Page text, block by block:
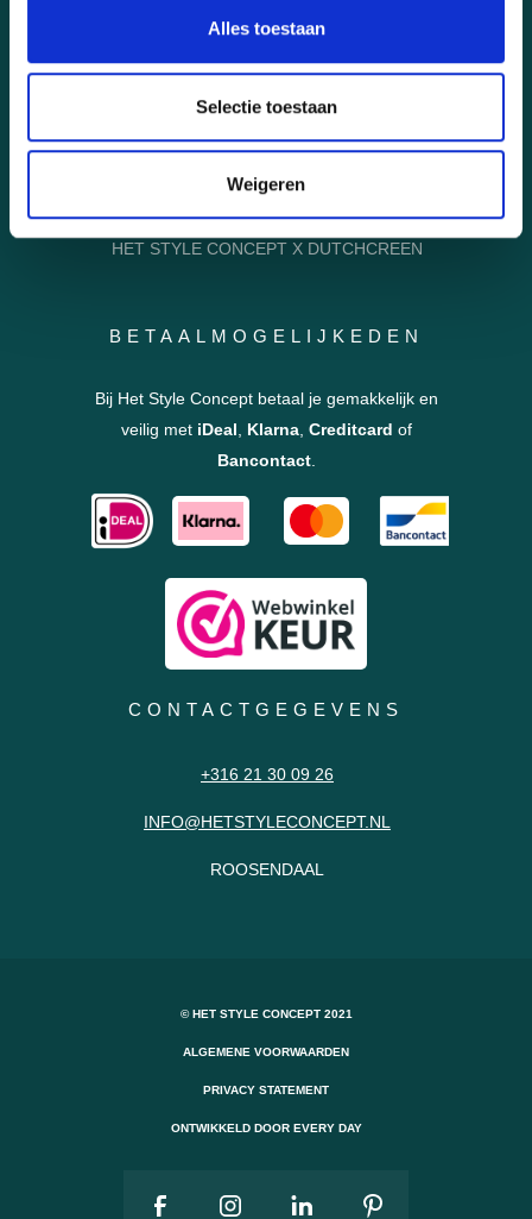
Alles toestaan
Selectie toestaan
Weigeren
RETOUR
KLACHTENPAGINA
HOMEPAGE
INSPIRATIE VOOR INTERIEURBEPLANTING
HET STYLE CONCEPT X DUTCHCREEN
BETAALMOGELIJKEDEN
Bij Het Style Concept betaal je gemakkelijk en
veilig met iDeal, Klarna, Creditcard of
Bancontact.
CONTACTGEGEVENS
+316 21 30 09 26
INFO@HETSTYLECONCEPT.NL
ROOSENDAAL
© HET STYLE CONCEPT 2021
ALGEMENE VOORWAARDEN
PRIVACY STATEMENT
ONTWIKKELD DOOR EVERY DAY